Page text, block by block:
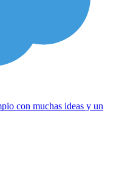
con muchas ideas y un